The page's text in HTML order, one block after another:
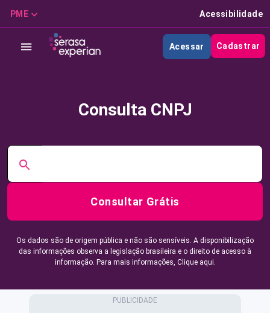
PME Acessibilidade
Acessar Cadastrar
Consulta CNPJ
Consultar Grátis
Os dados são de origem pública e não são sensíveis. A disponibilização
das informações observa a legislação brasileira e o direito de acesso à
informação. Para mais informações, Clique aqui.